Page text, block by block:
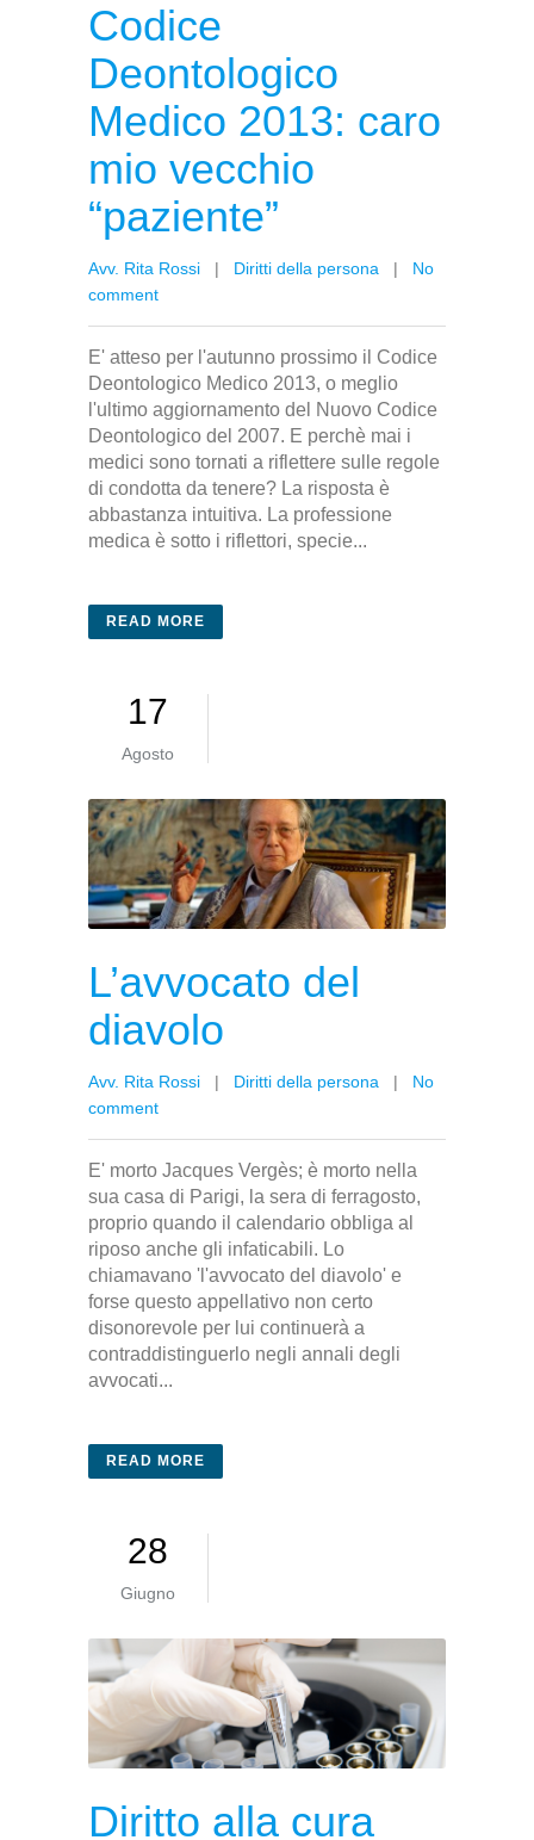
Codice
Deontologico
Medico 2013: caro
mio vecchio
“paziente”
Avv. Rita Rossi | Diritti della persona | No
comment
E' atteso per l'autunno prossimo il Codice
Deontologico Medico 2013, o meglio
l'ultimo aggiornamento del Nuovo Codice
Deontologico del 2007. E perchè mai i
medici sono tornati a riflettere sulle regole
di condotta da tenere? La risposta è
abbastanza intuitiva. La professione
medica è sotto i riflettori, specie...
READ MORE
17
Agosto
L’avvocato del
diavolo
Avv. Rita Rossi | Diritti della persona | No
comment
E' morto Jacques Vergès; è morto nella
sua casa di Parigi, la sera di ferragosto,
proprio quando il calendario obbliga al
riposo anche gli infaticabili. Lo
chiamavano 'l'avvocato del diavolo' e
forse questo appellativo non certo
disonorevole per lui continuerà a
contraddistinguerlo negli annali degli
avvocati...
READ MORE
28
Giugno
Diritto alla cura